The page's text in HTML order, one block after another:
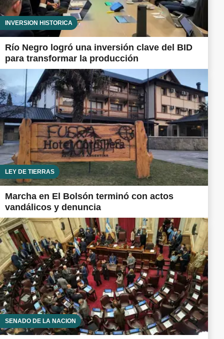
INVERSIÓN HISTÓRICA
Río Negro logró una inversión clave del BID
para transformar la producción
LEY DE TIERRAS
Marcha en El Bolsón terminó con actos
vandálicos y denuncia
SENADO DE LA NACIÓN